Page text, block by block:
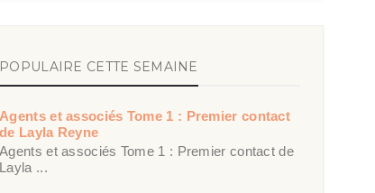
POPULAIRE CETTE SEMAINE
Agents et associés Tome 1 : Premier contact
de Layla Reyne
Agents et associés Tome 1 : Premier contact de
Layla ...